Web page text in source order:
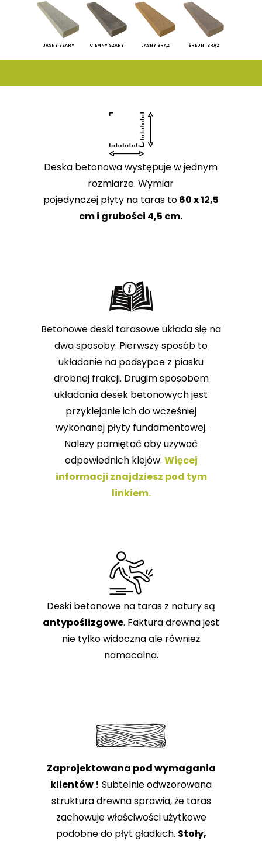
JASNY SZARY CIEMNY SZARY JASNY BRĄZ ŚREDNI BRĄZ
Deska betonowa występuje w jednym
rozmiarze. Wymiar
pojedynczej płyty na taras to60 x 12,5
cm i grubości 4,5 cm.
Betonowe deski tarasowe układa się na
dwa sposoby. Pierwszy sposób to
układanie na podsypce z piasku
drobnej frakcji. Drugim sposobem
układania desek betonowych jest
przyklejanie ich do wcześniej
wykonanej płyty fundamentowej.
Należy pamiętać aby używać
odpowiednich klejów. Więcej
informacji znajdziesz pod tym
linkiem.
Deski betonowe na taras z natury są
antypoślizgowe. Faktura drewna jest
nie tylko widoczna ale również
namacalna.
Zaprojektowana pod wymagania
klientów ! Subtelnie odwzorowana
struktura drewna sprawia, że taras
zachowuje właściwości użytkowe
podobne do płyt gładkich. Stoły,